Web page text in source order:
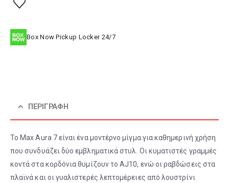
Box Now Pickup Locker 24/7
ΠΕΡΙΓΡΑΦΉ
Το Max Aura 7 είναι ένα μοντέρνο μίγμα για καθημερινή χρήση
που συνδυάζει δύο εμβληματικά στυλ. Οι κυματιστές γραμμές
κοντά στα κορδόνια θυμίζουν το AJ10, ενώ οι ραβδώσεις στα
πλαϊνά και οι γυαλιστερές λεπτομέρειες από λουστρίνι